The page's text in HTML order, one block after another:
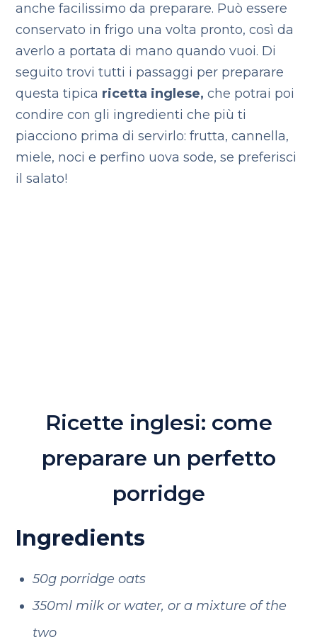
anche facilissimo da preparare. Può essere
conservato in frigo una volta pronto, così da
averlo a portata di mano quando vuoi. Di
seguito trovi tutti i passaggi per preparare
questa tipica ricetta inglese,che potrai poi
condire con gli ingredienti che più ti
piacciono prima di servirlo: frutta, cannella,
miele, noci e perfino uova sode, se preferisci
il salato!
Ricette inglesi: come
preparare un perfetto
porridge
Ingredients
50g porridge oats
350ml milk or water, or a mixture of the
two